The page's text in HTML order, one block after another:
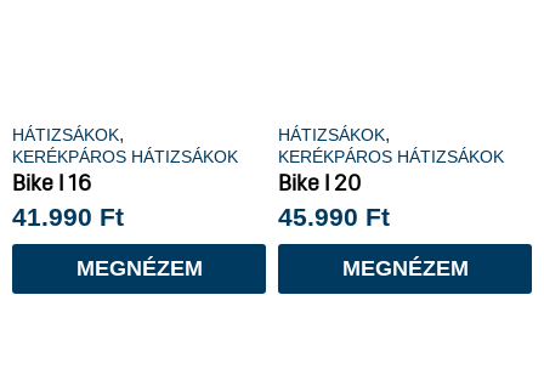
HÁTIZSÁKOK,
KERÉKPÁROS HÁTIZSÁKOK
Bike I 16
41.990 Ft
MEGNÉZEM
HÁTIZSÁKOK,
KERÉKPÁROS HÁTIZSÁKOK
Bike I 20
45.990 Ft
MEGNÉZEM